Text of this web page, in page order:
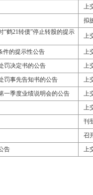
上
拟
“鹤21转债”停止转股的提示
上
件的提示性公告
上
罚决定书的公告
上
罚事先告知书的公告
上
一季度业绩说明会的公告
上
上
刊
召
告
上